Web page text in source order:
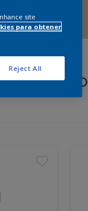
proyecto
site
para obtener
Reject All